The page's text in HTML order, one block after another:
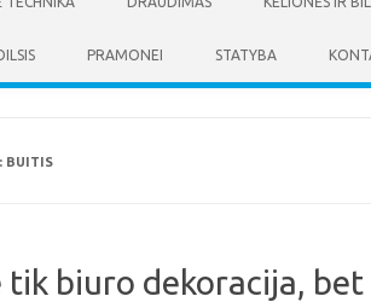
PRAMONEI STATYBA
BUITIS
tik biuro dekoracija,